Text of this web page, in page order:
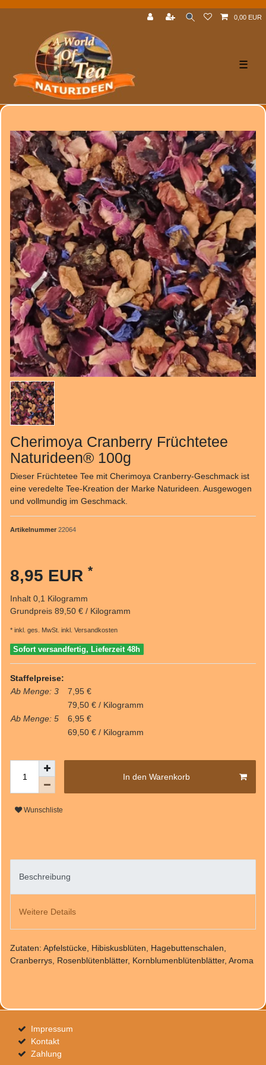
0,00 EUR
☰
Cherimoya Cranberry Früchtetee
Naturideen® 100g
Dieser Früchtetee Tee mit Cherimoya Cranberry-Geschmack ist
eine veredelte Tee-Kreation der Marke Naturideen. Ausgewogen
und vollmundig im Geschmack.
Artikelnummer 22064
8,95 EUR *
Inhalt 0,1 Kilogramm
Grundpreis 89,50 € / Kilogramm
* inkl. ges. MwSt. inkl. Versandkosten
Sofort versandfertig, Lieferzeit 48h
Staffelpreise:
Ab Menge: 3
7,95 €
79,50 € / Kilogramm
Ab Menge: 5
6,95 €
69,50 € / Kilogramm
In den Warenkorb
Wunschliste
Beschreibung
Weitere Details
Zutaten: Apfelstücke, Hibiskusblüten, Hagebuttenschalen,
Cranberrys, Rosenblütenblätter, Kornblumenblütenblätter, Aroma
Impressum
Kontakt
Zahlung